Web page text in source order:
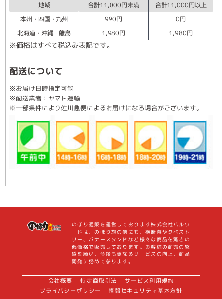
地域 合計11,000円未満
合計11,000円以上
本州・四国・九州
990円
0円
北海道・沖縄・離島
1,980円 1,980円
※価格はすべて税込み表記です。
配送について
※お届け日時指定可能
※配送業者：ヤマト運輸
※一部条件により佐川急便によるお届けになる場合がございます。
のぼり通販を運営しております株式会社バルワ
ードは、のぼり旗の他にも、横断幕やタペスト
リー、バナースタンドなど様々な商品を驚きの
低価格で販売しております。お客様の商売の繁
盛を願い、今後も更なるサービスの向上、商品
開発に努めて参ります。
会社概要 特定商取引法
サービス利用規約
プライバシーポリシー
情報セキュリティ基本方針